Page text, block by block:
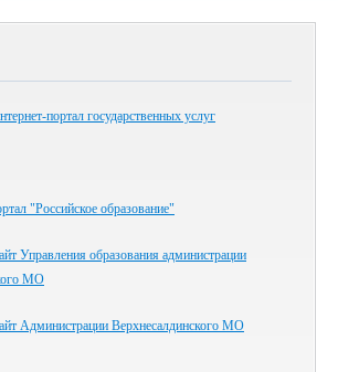
портал государственных услуг
"Российское образование"
Управления образования администрации
МО
Администрации Верхнесалдинского МО